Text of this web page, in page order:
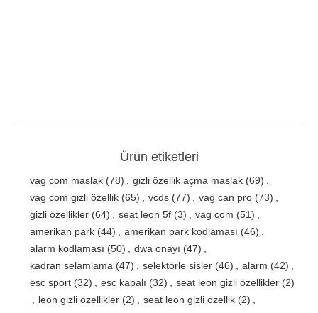
Ürün etiketleri
vag com maslak (78) gizli özellik açma maslak (69)
vag com gizli özellik (65) vcds (77) vag can pro (73)
gizli özellikler (64) seat leon 5f (3) vag com (51)
amerikan park (44) amerikan park kodlaması (46)
alarm kodlaması (50) dwa onayı (47)
kadran selamlama (47) selektörle sisler (46) alarm (42)
esc sport (32) esc kapalı (32) seat leon gizli özellikler (2)
leon gizli özellikler (2) seat leon gizli özellik (2)